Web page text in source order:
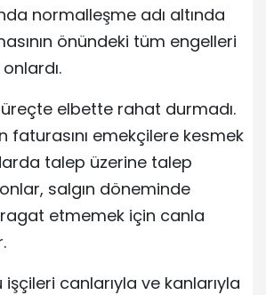
normalleşme adı altında
önündeki tüm engelleri
elbette rahat durmadı.
faturasını emekçilere kesmek
talep üzerine talep
salgın döneminde
etmemek için canla
canlarıyla ve kanlarıyla